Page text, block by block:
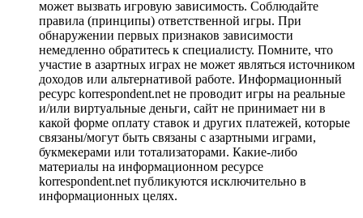
может вызвать игровую зависимость. Соблюдайте
правила (принципы) ответственной игры. При
обнаружении первых признаков зависимости
немедленно обратитесь к специалисту. Помните, что
участие в азартных играх не может являться источником
доходов или альтернативой работе. Информационный
ресурс korrespondent.net не проводит игры на реальные
и/или виртуальные деньги, сайт не принимает ни в
какой форме оплату ставок и других платежей, которые
связаны/могут быть связаны с азартными играми,
букмекерами или тотализаторами. Какие-либо
материалы на информационном ресурсе
korrespondent.net публикуются исключительно в
информационных целях.